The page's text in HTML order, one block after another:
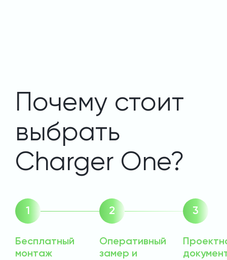
Почему стоит
выбрать
Charger One?
Бесплатный
монтаж
Оперативный
замер и